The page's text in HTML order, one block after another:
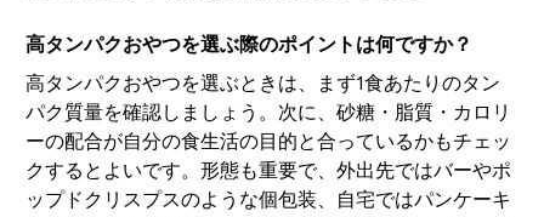
高タンパクおやつを選ぶ際のポイントは何ですか？
高タンパクおやつを選ぶときは、まず1食あたりのタン
パク質量を確認しましょう。次に、砂糖・脂質・カロリ
ーの配合が自分の食生活の目的と合っているかもチェッ
クするとよいです。形態も重要で、外出先ではバーやポ
ップドクリスプスのような個包装、自宅ではパンケーキ